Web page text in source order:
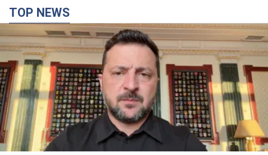
TOP NEWS